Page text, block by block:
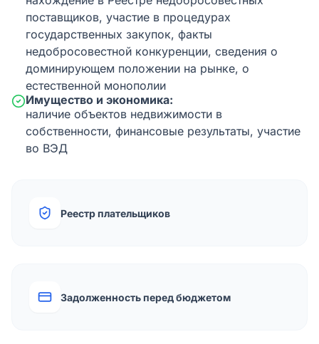
поставщиков, участие в процедурах
государственных закупок, факты
недобросовестной конкуренции, сведения о
доминирующем положении на рынке, о
естественной монополии
Имущество и экономика:
наличие объектов недвижимости в
собственности, финансовые результаты, участие
во ВЭД
Реестр плательщиков
Задолженность перед бюджетом